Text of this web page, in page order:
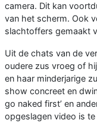
camera. Dit kan
van het scherm. Ook
slachtoffers gemaakt
Uit de chats van de
oudere zus vroeg of
en haar minderjarige
show concreet en
go naked first’ en
opgeslagen video is